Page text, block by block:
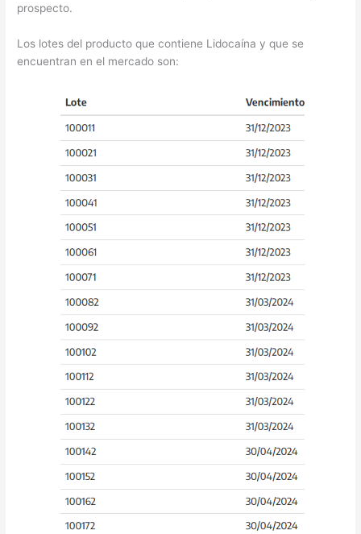
prospecto.
Los lotes del producto que contiene Lidocaína y que se
encuentran en el mercado son: